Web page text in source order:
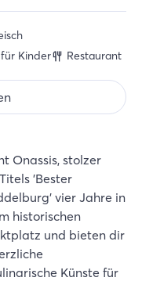
Onassis, stolzer
'Bester
vier Jahre in
historischen
und bieten dir
Künste für
Kinder Restaurant